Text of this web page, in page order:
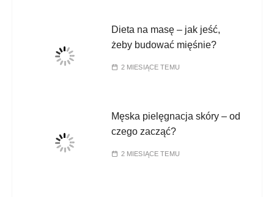
Dieta na masę – jak jeść,
żeby budować mięśnie?
2 MIESIĄCE TEMU
Męska pielęgnacja skóry – od
czego zacząć?
2 MIESIĄCE TEMU